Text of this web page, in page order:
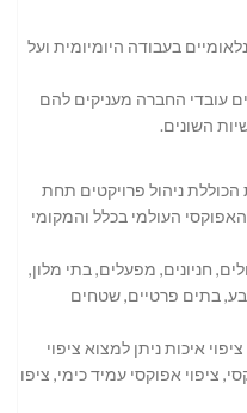
בעבודה היומיומית ועל
עובדי החברה מעניקים להם
השונים.
הכוללת ניהול פרויקטים תחת
העולמי בכלל והמקומי
חניונים, מפעלים, בתי מלון,
בתים פרטיים, שטחים
איכות ניתן למצוא ציפוי
ציפוי אפוקסי עמיד כימי, ציפוי